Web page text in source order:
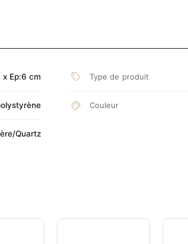
x Ep:6 cm Type de produit
Couleur
Quartz